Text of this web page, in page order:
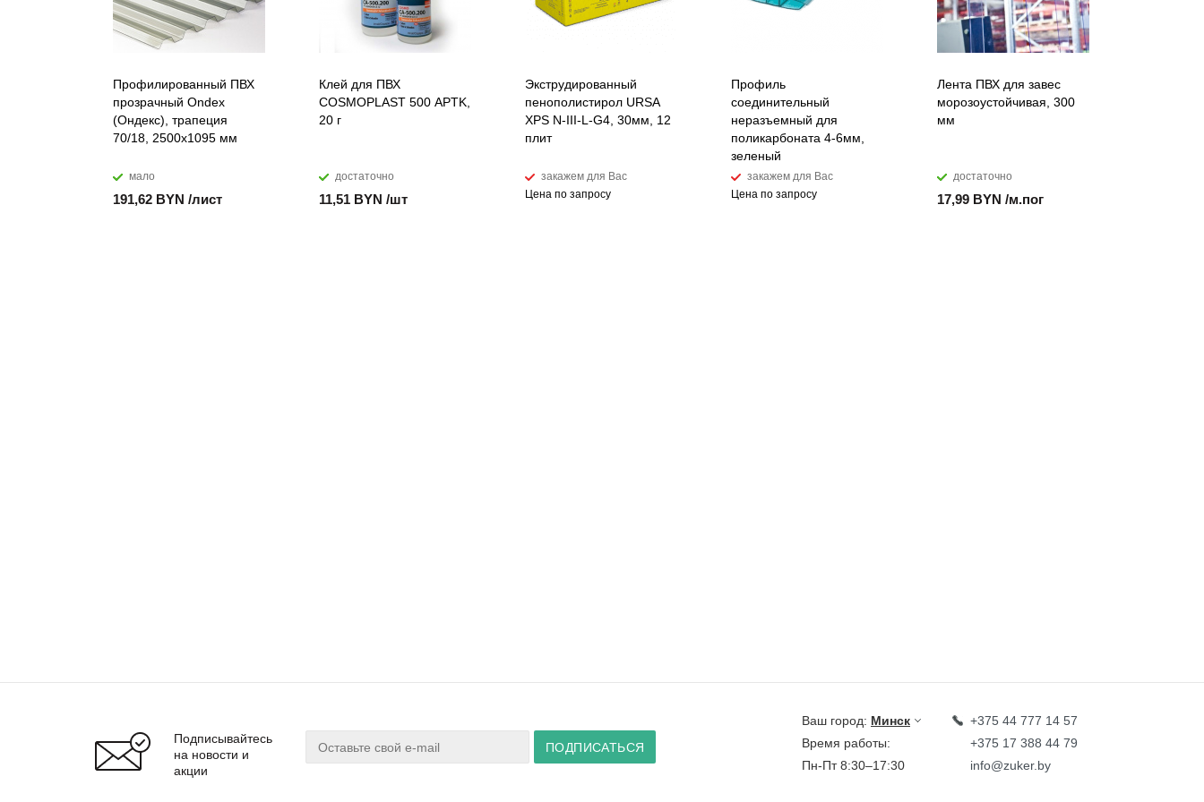
Профилированный ПВХ
прозрачный Ondex
(Ондекс), трапеция
70/18, 2500х1095 мм
мало
191,62 BYN /лист
Клей для ПВХ
COSMOPLAST 500 APTK,
20 г
достаточно
11,51 BYN /шт
Экструдированный
пенополистирол URSA
XPS N-III-L-G4, 30мм, 12
плит
закажем для Вас
Цена по запросу
Профиль
соединительный
неразъемный для
поликарбоната 4-6мм,
зеленый
закажем для Вас
Цена по запросу
Лента ПВХ для завес
морозоустойчивая, 300
мм
достаточно
17,99 BYN /м.пог
Подписывайтесь
на новости и
акции
Ваш город: Минск
Время работы:
Пн-Пт 8:30–17:30
+375 44 777 14 57
+375 17 388 44 79
info@zuker.by